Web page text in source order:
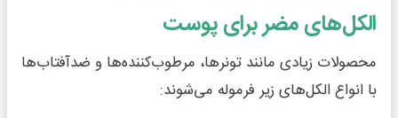
الکل‌های مضر برای پوست
محصولات زیادی مانند تونرها، مرطوب‌کننده‌ها و ضدآفتاب‌ها
با انواع الکل‌های زیر فرموله می‌شوند: